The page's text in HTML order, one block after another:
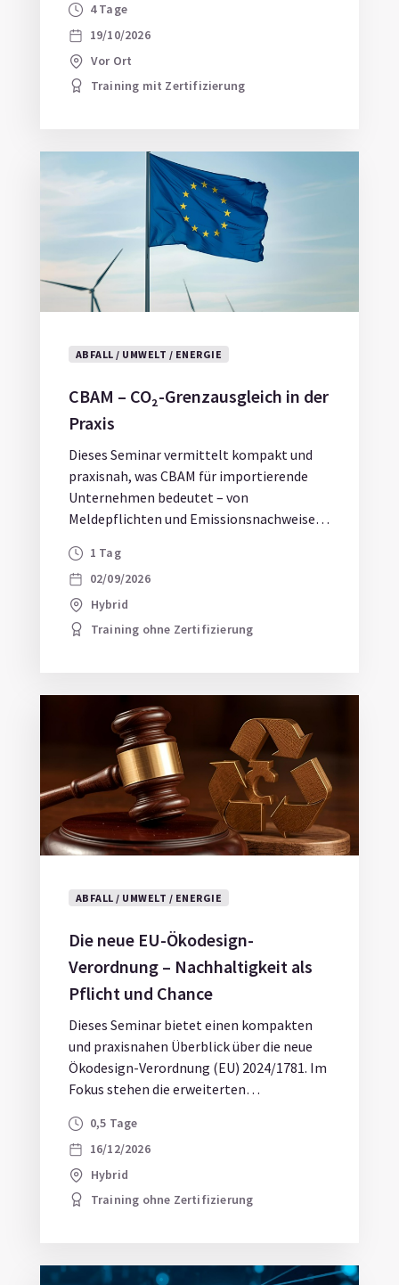
4 Tage
19/10/2026
Vor Ort
Training mit Zertifizierung
ABFALL / UMWELT / ENERGIE
CBAM – CO₂-Grenzausgleich in der
Praxis
Dieses Seminar vermittelt kompakt und
praxisnah, was CBAM für importierende
Unternehmen bedeutet – von
Meldepflichten und Emissionsnachweisen
Einkauf, Lieferketten und ESG-
Management.
1 Tag
02/09/2026
Hybrid
Training ohne Zertifizierung
ABFALL / UMWELT / ENERGIE
Die neue EU-Ökodesign-
Verordnung – Nachhaltigkeit als
Pflicht und Chance
Dieses Seminar bietet einen kompakten
und praxisnahen Überblick über die neue
Ökodesign-Verordnung (EU) 2024/1781. Im
Fokus stehen die erweiterten
Produkte, der Digitale Produktpass sowie
die Integration regulatorischer Vorgaben
in betriebliche Prozesse.
0,5 Tage
16/12/2026
Hybrid
Training ohne Zertifizierung